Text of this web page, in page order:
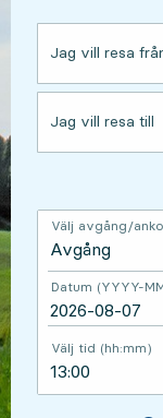
Jag vill resa
Jag vill resa till
Välj avgång/
Datum (YYYY-
Välj tid (hh:mm)